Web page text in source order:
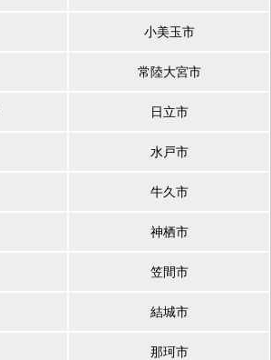
小美玉市
常陸大宮市
日立市
水戸市
牛久市
神栖市
笠間市
結城市
那珂市